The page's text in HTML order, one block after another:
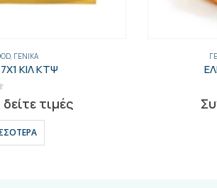
ΜΑΡΓΑΡΊΝΕΣ-ΤΟΥΡΣΊ
ΓΕΜ.ΠΙΠΕΡ.2ΚΙΛ ΠΕΤ
out of 5
να δείτε τιμές
ΠΕΡΙΣΣΌΤΕΡΑ